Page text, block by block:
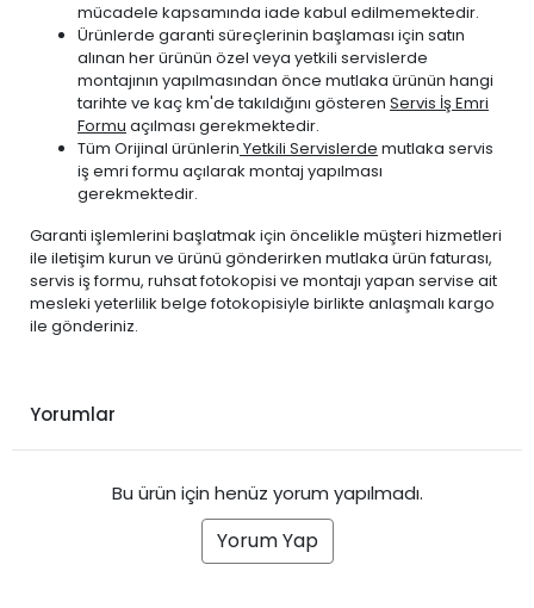
mücadele kapsamında iade kabul edilmemektedir.
Ürünlerde garanti süreçlerinin başlaması için satın
alınan her ürünün özel veya yetkili servislerde
montajının yapılmasından önce mutlaka ürünün hangi
tarihte ve kaç km'de takıldığını gösteren Servis İş Emri
Formu açılması gerekmektedir.
Tüm Orijinal ürünlerin Yetkili Servislerde mutlaka servis
iş emri formu açılarak montaj yapılması
gerekmektedir.
Garanti işlemlerini başlatmak için öncelikle müşteri hizmetleri
ile iletişim kurun ve ürünü gönderirken mutlaka ürün faturası,
servis iş formu, ruhsat fotokopisi ve montajı yapan servise ait
mesleki yeterlilik belge fotokopisiyle birlikte anlaşmalı kargo
ile gönderiniz.
Yorumlar
Bu ürün için henüz yorum yapılmadı.
Yorum Yap